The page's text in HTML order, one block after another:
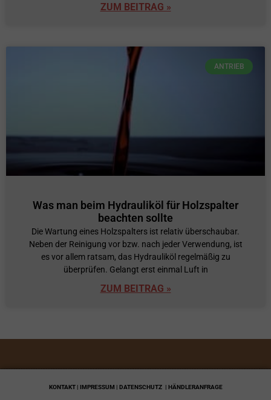
ZUM BEITRAG »
ANTRIEB
Was man beim Hydrauliköl für Holzspalter
beachten sollte
Die Wartung eines Holzspalters ist relativ überschaubar.
Neben der Reinigung vor bzw. nach jeder Verwendung, ist
es vor allem ratsam, das Hydrauliköl regelmäßig zu
überprüfen. Gelangt erst einmal Luft in
ZUM BEITRAG »
KONTAKT | IMPRESSUM | DATENSCHUTZ | HÄNDLERANFRAGE